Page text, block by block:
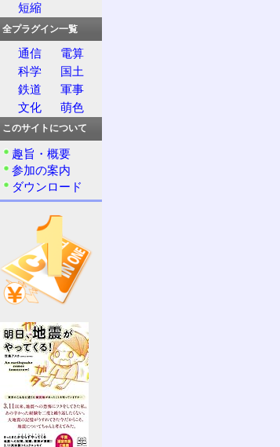
短縮
全プラグイン一覧
通信
電算
科学
国土
鉄道
軍事
文化
萌色
このサイトについて
趣旨・概要
参加の案内
ダウンロード